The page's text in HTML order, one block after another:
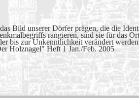
Bild unserer Dörfer prägen, die die
rangieren, sind sie für das
bis zur Unkenntlichkeit verändert
1 Jan./Feb. 2005